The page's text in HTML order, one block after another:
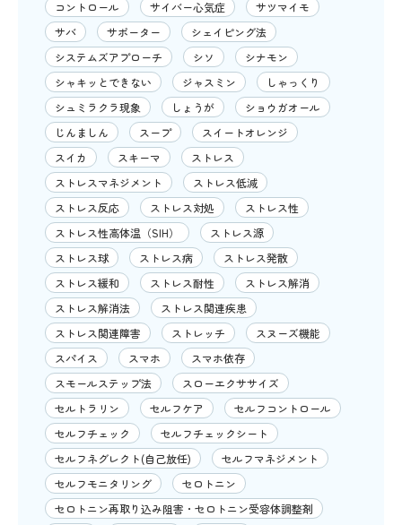
コントロール
サイバー心気症
サツマイモ
サバ
サポーター
シェイピング法
システムズアプローチ
シソ
シナモン
シャキッとできない
ジャスミン
しゃっくり
シュミラクラ現象
しょうが
ショウガオール
じんましん
スープ
スイートオレンジ
スイカ
スキーマ
ストレス
ストレスマネジメント
ストレス低減
ストレス反応
ストレス対処
ストレス性
ストレス性高体温（SIH）
ストレス源
ストレス球
ストレス病
ストレス発散
ストレス緩和
ストレス耐性
ストレス解消
ストレス解消法
ストレス関連疾患
ストレス関連障害
ストレッチ
スヌーズ機能
スパイス
スマホ
スマホ依存
スモールステップ法
スローエクササイズ
セルトラリン
セルフケア
セルフコントロール
セルフチェック
セルフチェックシート
セルフネグレクト(自己放任)
セルフマネジメント
セルフモニタリング
セロトニン
セロトニン再取り込み阻害・セロトニン受容体調整剤